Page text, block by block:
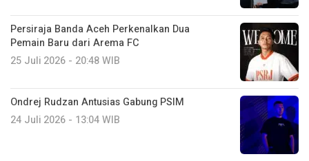
Persiraja Banda Aceh Perkenalkan Dua
Pemain Baru dari Arema FC
25 Juli 2026 - 20:48 WIB
Ondrej Rudzan Antusias Gabung PSIM
24 Juli 2026 - 13:04 WIB